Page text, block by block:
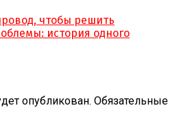
чтобы решить
история одного
опубликован. Обязательные